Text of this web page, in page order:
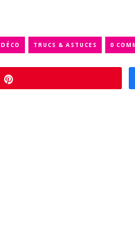
DÉCO TRUCS & ASTUCES 0